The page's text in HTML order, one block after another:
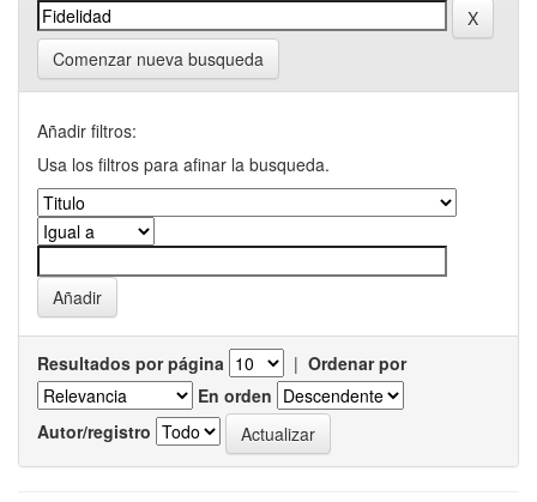
Comenzar nueva busqueda
Añadir filtros:
Usa los filtros para afinar la busqueda.
Resultados por página | Ordenar por
En orden
Autor/registro